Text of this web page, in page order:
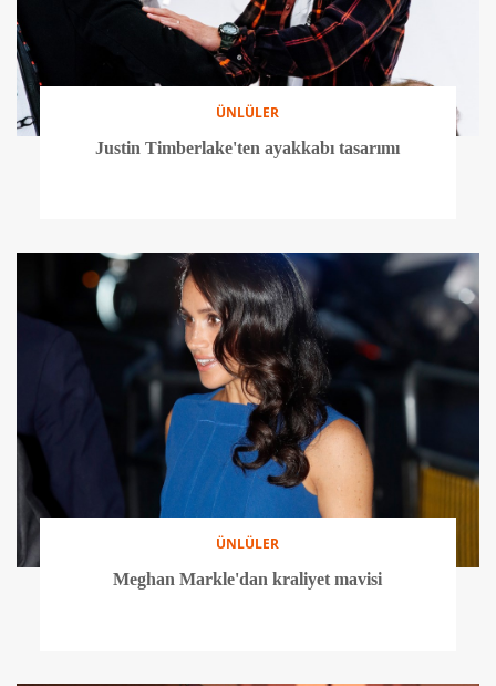
ÜNLÜLER
Justin Timberlake'ten ayakkabı tasarımı
ÜNLÜLER
Meghan Markle'dan kraliyet mavisi